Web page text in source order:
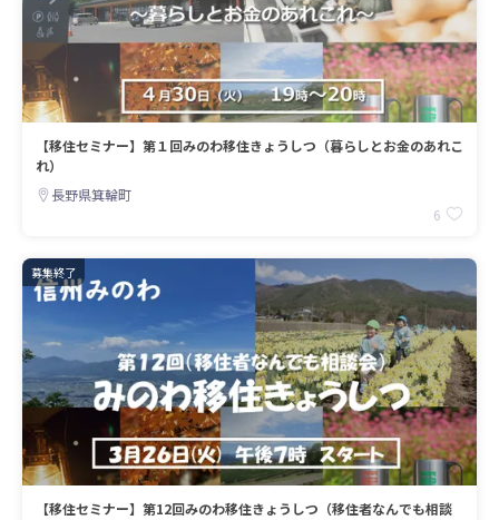
【移住セミナー】第１回みのわ移住きょうしつ（暮らしとお金のあれこ
れ）
長野県箕輪町
6
募集終了
【移住セミナー】第12回みのわ移住きょうしつ（移住者なんでも相談